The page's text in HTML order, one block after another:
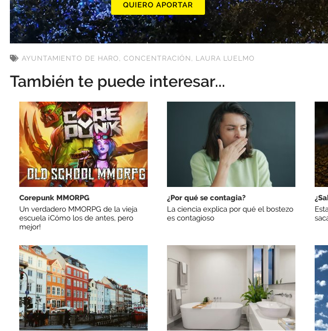
QUIERO APORTAR
AYUNTAMIENTO DE HARO, CONCENTRACIÓN, LAURA LUELMO
También te puede interesar...
Corepunk MMORPG
Un verdadero MMORPG de la vieja
escuela ¡Cómo los de antes, pero
mejor!
¿Por qué se contagia?
La ciencia explica por qué el bostezo
es contagioso